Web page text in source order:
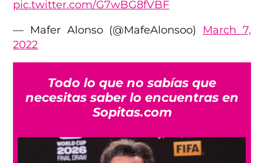
pic.twitter.com/G7wBG8fVBF
— Mafer Alonso (@MafeAlonsoo) March 7,
2022
Todo lo que no sabías que
necesitas saber lo encuentras en
Sopitas.com